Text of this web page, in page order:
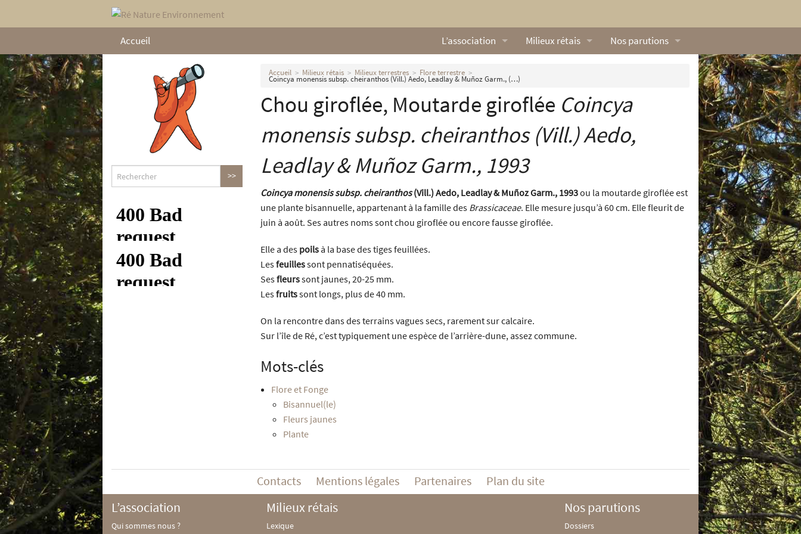
Accueil L’association
Qui sommes nous ?
Nos missions
Nos statuts
Le Conseil d’Administration
Nos partenaires
Nous contacter
Actualités
Milieux rétais
Galerie rétaise
Milieux terrestres
Nos parutions
Livres
Vidéos naturalistes de Ré Nature
Accueil Milieux rétais Milieux terrestres Flore terrestre
Coincya monensis subsp. cheiranthos (Vill.) Aedo, Leadlay & Muñoz Garm., (…)
Chou giroflée, Moutarde giroflée Coincya
monensissubsp. cheiranthos(Vill.) Aedo,
Leadlay & Muñoz Garm., 1993
Coincya monensis subsp. cheiranthos(Vill.) Aedo, Leadlay & Muñoz Garm., 1993ou la moutarde giroflée est
une plante bisannuelle, appartenant à la famille des Brassicaceae. Elle mesure jusqu’à 60 cm. Elle fleurit de
juin à août. Ses autres noms sont chou giroflée ou encore fausse giroflée.
Elle a des poils à la base des tiges feuillées.
Lesfeuillessont pennatiséquées.
Sesfleurssont jaunes, 20-25 mm.
Lesfruitssont longs, plus de 40 mm.
On la rencontre dans des terrains vagues secs, rarement sur calcaire.
Sur l’île de Ré, c’est typiquement une espèce de l’arrière-dune, assez commune.
Mots-clés
Flore et Fonge
Bisannuel(le)
Fleurs jaunes
Plante
Contacts Mentions légales Partenaires Plan du site
L’association
Qui sommes nous ?
Milieux rétais
Lexique
Nos parutions
Dossiers